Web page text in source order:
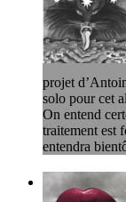
projet
solo pour cet
On entend
traitement est
entendra